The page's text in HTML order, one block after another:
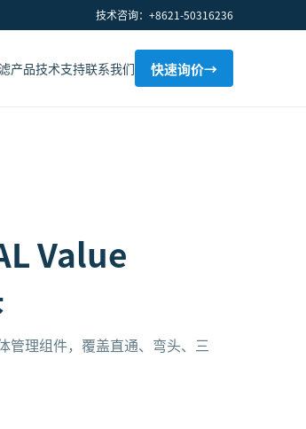
技术咨询：+8621-50316236
产品技术支持联系我们 快速询价→
Value
管理组件，覆盖直通、弯头、三